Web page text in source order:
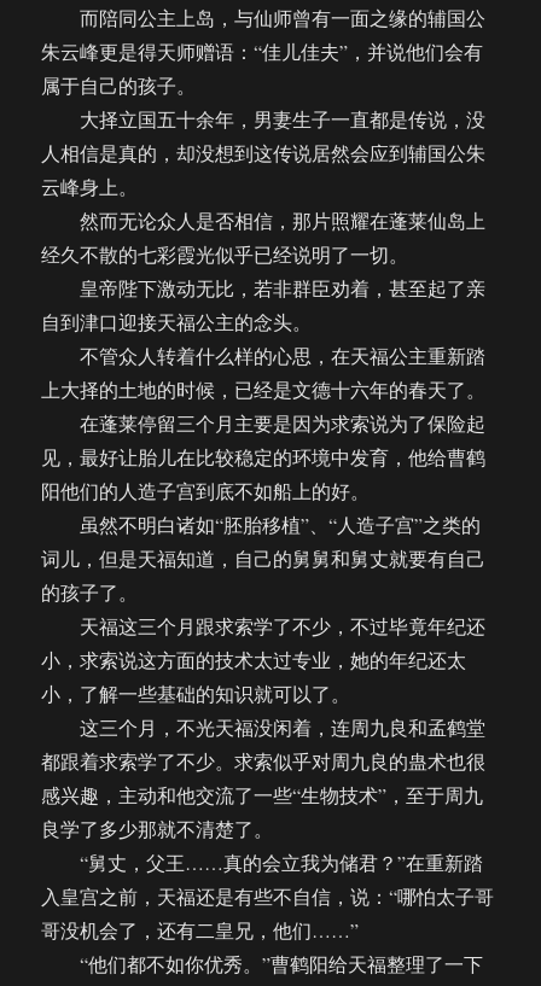
而陪同公主上岛，与仙师曾有一面之缘的辅国公
朱云峰更是得天师赠语：“佳儿佳夫”，并说他们会有
属于自己的孩子。
大择立国五十余年，男妻生子一直都是传说，没
人相信是真的，却没想到这传说居然会应到辅国公朱
云峰身上。
然而无论众人是否相信，那片照耀在蓬莱仙岛上
经久不散的七彩霞光似乎已经说明了一切。
皇帝陛下激动无比，若非群臣劝着，甚至起了亲
自到津口迎接天福公主的念头。
不管众人转着什么样的心思，在天福公主重新踏
上大择的土地的时候，已经是文德十六年的春天了。
在蓬莱停留三个月主要是因为求索说为了保险起
见，最好让胎儿在比较稳定的环境中发育，他给曹鹤
阳他们的人造子宫到底不如船上的好。
虽然不明白诸如“胚胎移植”、“人造子宫”之类的
词儿，但是天福知道，自己的舅舅和舅丈就要有自己
的孩子了。
天福这三个月跟求索学了不少，不过毕竟年纪还
小，求索说这方面的技术太过专业，她的年纪还太
小，了解一些基础的知识就可以了。
这三个月，不光天福没闲着，连周九良和孟鹤堂
都跟着求索学了不少。求索似乎对周九良的蛊术也很
感兴趣，主动和他交流了一些“生物技术”，至于周九
良学了多少那就不清楚了。
“舅丈，父王……真的会立我为储君？”在重新踏
入皇宫之前，天福还是有些不自信，说：“哪怕太子哥
哥没机会了，还有二皇兄，他们……”
“他们都不如你优秀。”曹鹤阳给天福整理了一下